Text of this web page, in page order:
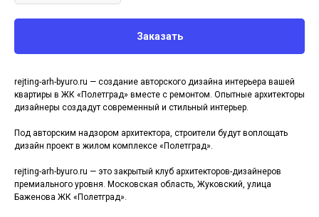
Заказать
rejting-arh-byuro.ru — создание авторского дизайна интерьера вашей
квартиры в ЖК «Полетград» вместе с ремонтом. Опытные архитекторы
дизайнеры создадут современный и стильный интерьер.
Под авторским надзором архитектора, строители будут воплощать
дизайн проект в жилом комплексе «Полетград».
rejting-arh-byuro.ru — это закрытый клуб архитекторов-дизайнеров
премиального уровня. Московская область, Жуковский, улица
Баженова ЖК «Полетград».